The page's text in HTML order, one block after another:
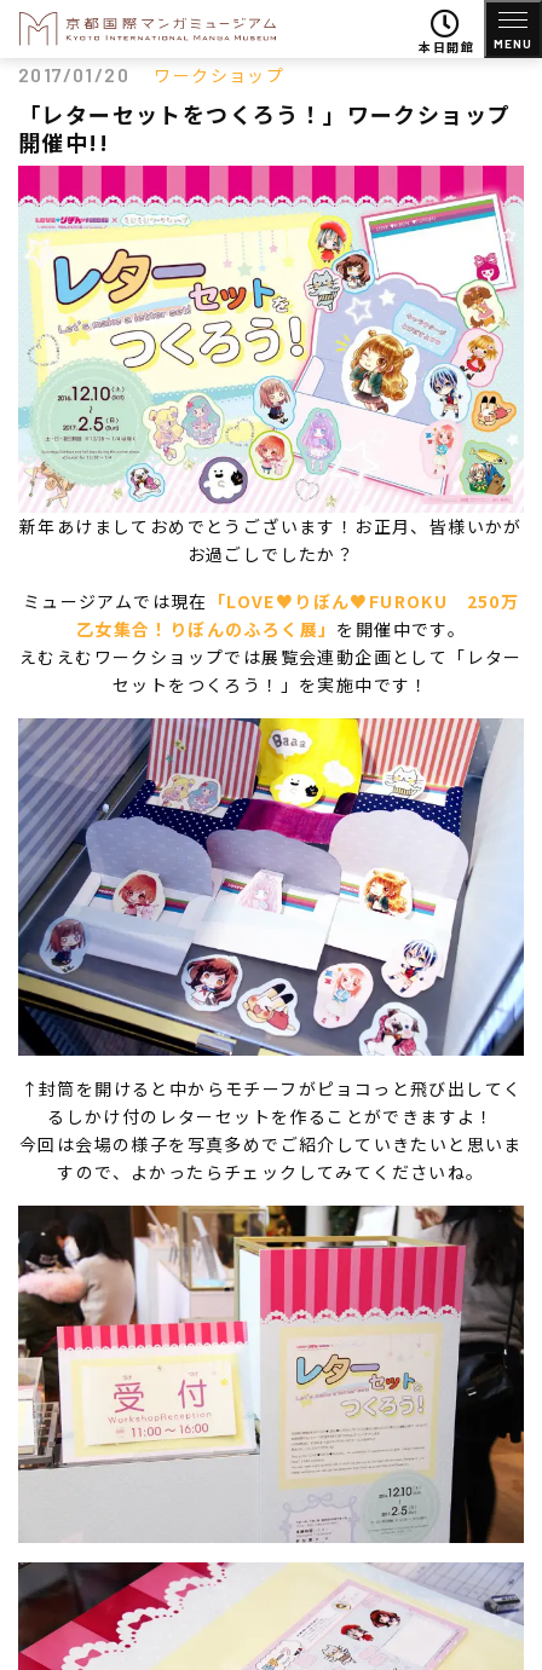
本日開館 MENU
2017/01/20 ワークショップ
「レターセットをつくろう！」ワークショップ
開催中!!
新年あけましておめでとうございます！お正月、皆様いかが
お過ごしでしたか？
ミュージアムでは現在 「LOVE♥りぼん♥FUROKU 250万
乙女集合！りぼんのふろく展」 を開催中です。
えむえむワークショップでは展覧会連動企画として「レター
セットをつくろう！」を実施中です！
↑封筒を開けると中からモチーフがピョコっと飛び出してく
るしかけ付のレターセットを作ることができますよ！
今回は会場の様子を写真多めでご紹介していきたいと思いま
すので、よかったらチェックしてみてくださいね。